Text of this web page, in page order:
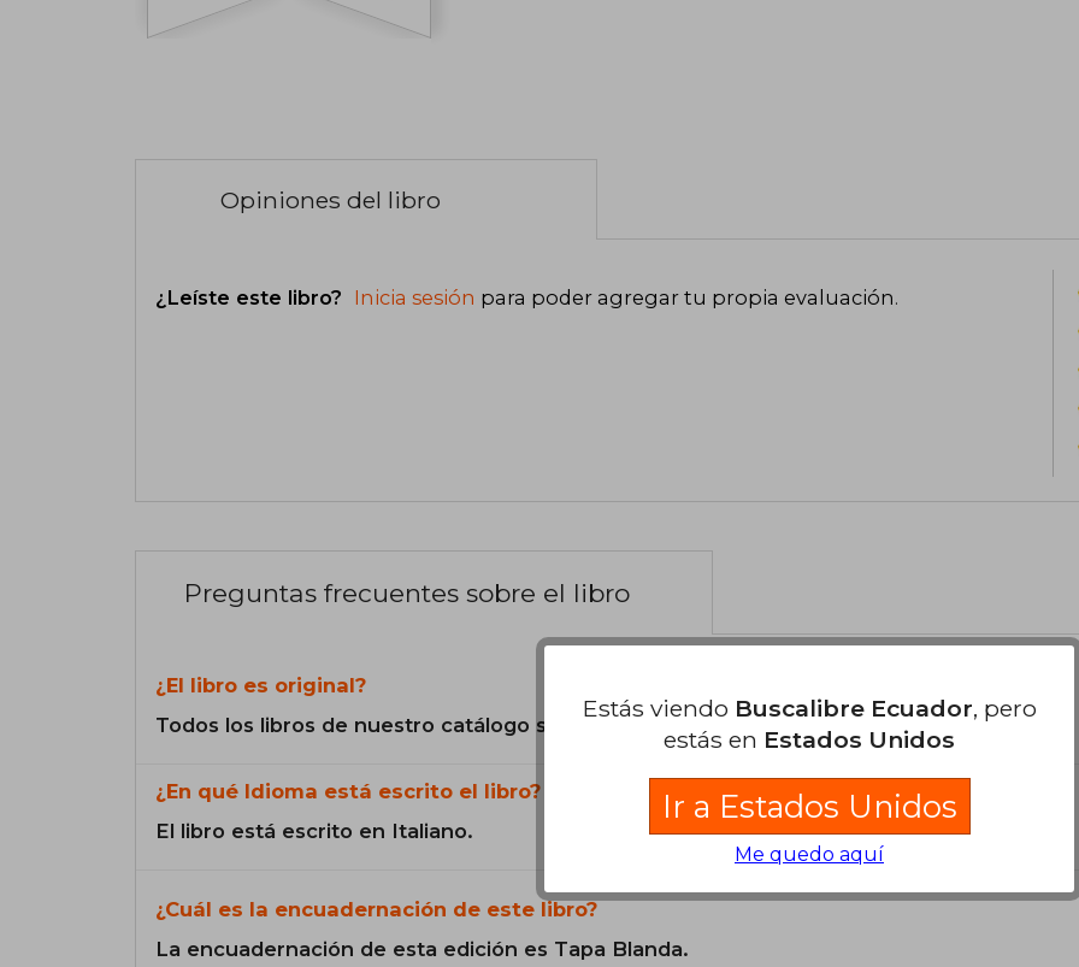
Opiniones del libro
¿Leíste este libro? Inicia sesión para poder agregar tu propia evaluación.
Preguntas frecuentes sobre el libro
¿El libro es original?
Todos los libros de nuestro catálogo son Originales.
¿En qué Idioma está escrito el libro?
El libro está escrito en Italiano.
¿Cuál es la encuadernación de este libro?
La encuadernación de esta edición es Tapa Blanda.
Estás viendo Buscalibre Ecuador, pero
estás en Estados Unidos
Ir a Estados Unidos
Me quedo aquí